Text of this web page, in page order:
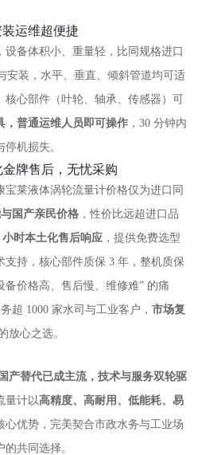
运维超便捷
，设备体积小、重量轻，比同规格进口
安装，水平、垂直、倾斜管道均可适
核心部件（叶轮、轴承、传感器）可
，普通运维人员即可操作 ，30 分钟内
机损失。
牌售后，无忧采购
宝莱液体涡轮流量计价格仅为进口同
国产亲民价格 ，性价比远超进口品
小时本土化售后响应 ，提供免费选型
持，核心部件质保 3 年，整机质保
备价格高、售后慢、维修难” 的痛
超 1000 家水司与工业客户， 市场复
放心之选。
国产替代已成主流，技术与服务双轮驱
量计以 高精度、高耐用、低能耗、易
心优势，完美契合市政水务与工业场
共同选择。